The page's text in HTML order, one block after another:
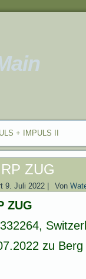
+ IMPULS II
ZUG
9. Juli 2022 Von
ZUG
zu